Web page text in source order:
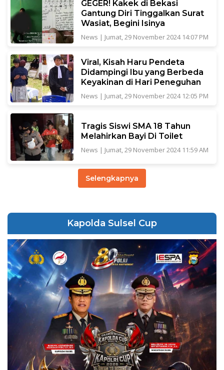
GEGER! Kakek di Bekasi
Gantung Diri Tinggalkan Surat
Wasiat, Begini Isinya
News | Jumat, 29 November 2024 14:07 PM
Viral, Kisah Haru Pendeta
Didampingi Ibu yang Berbeda
Keyakinan di Hari Peneguhan
News | Jumat, 29 November 2024 12:05 PM
Tragis Siswi SMA 18 Tahun
Melahirkan Bayi Di Toilet
News | Jumat, 29 November 2024 11:59 AM
Selengkapnya
Kapolda Sulsel Cup